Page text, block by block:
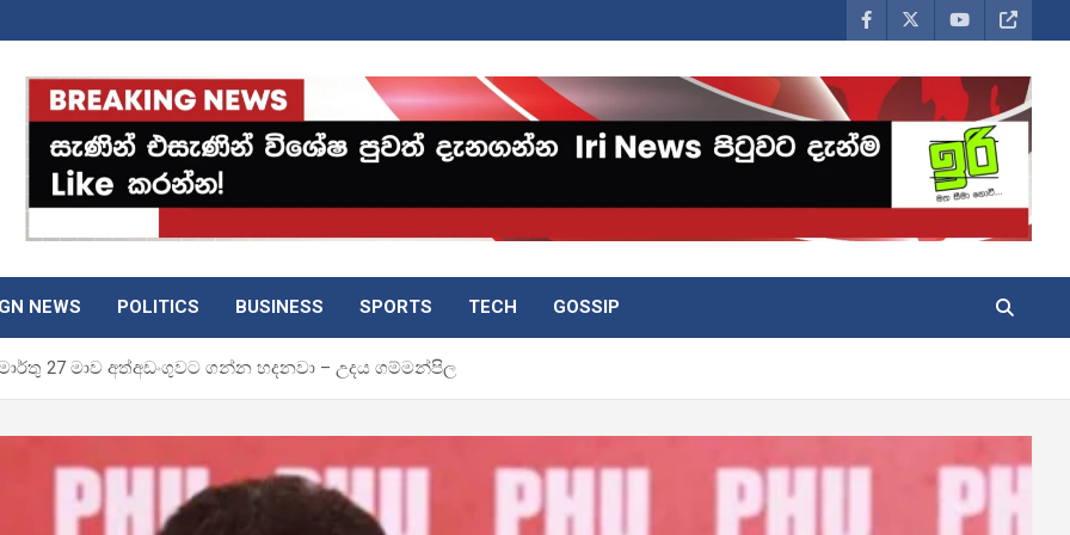
NEWS POLITICS BUSINESS SPORTS TECH GOSSIP
27 මාව අත්අඩංගුවට ගන්න හදනවා – උදය ගම්මන්පිල